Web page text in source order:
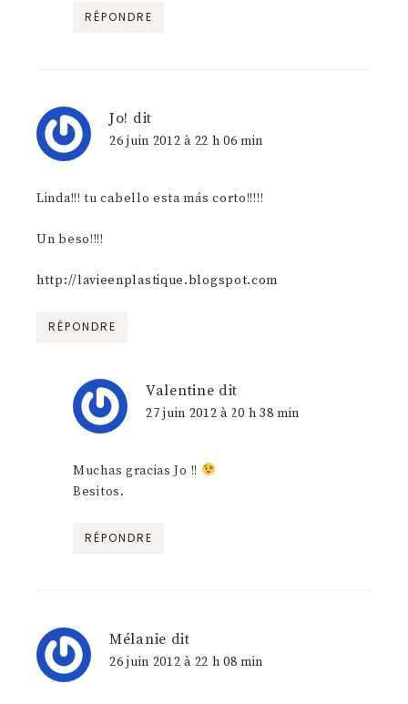
RÉPONDRE
Jo! dit
26 juin 2012 à 22 h 06 min
Linda!!! tu cabello esta más corto!!!!!
Un beso!!!!
http://lavieenplastique.blogspot.com
RÉPONDRE
Valentine dit
27 juin 2012 à 20 h 38 min
Muchas gracias Jo !!
Besitos.
RÉPONDRE
Mélanie dit
26 juin 2012 à 22 h 08 min